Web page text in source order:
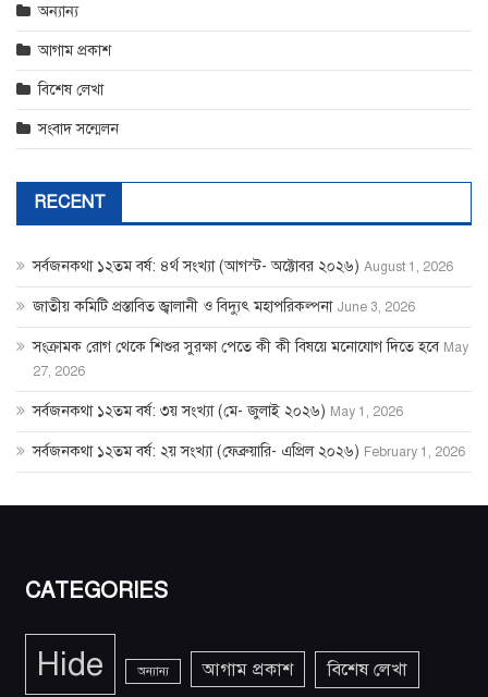
অন্যান্য
আগাম প্রকাশ
বিশেষ লেখা
সংবাদ সন্মেলন
RECENT
সর্বজনকথা ১২তম বর্ষ: ৪র্থ সংখ্যা (আগস্ট- অক্টোবর ২০২৬) August 1, 2026
জাতীয় কমিটি প্রস্তাবিত জ্বালানী ও বিদ্যুৎ মহাপরিকল্পনা June 3, 2026
সংক্রামক রোগ থেকে শিশুর সুরক্ষা পেতে কী কী বিষয়ে মনোযোগ দিতে হবে May
27, 2026
সর্বজনকথা ১২তম বর্ষ: ৩য় সংখ্যা (মে- জুলাই ২০২৬) May 1, 2026
সর্বজনকথা ১২তম বর্ষ: ২য় সংখ্যা (ফেব্রুয়ারি- এপ্রিল ২০২৬) February 1, 2026
CATEGORIES
Hide অন্যান্য আগাম প্রকাশ বিশেষ লেখা